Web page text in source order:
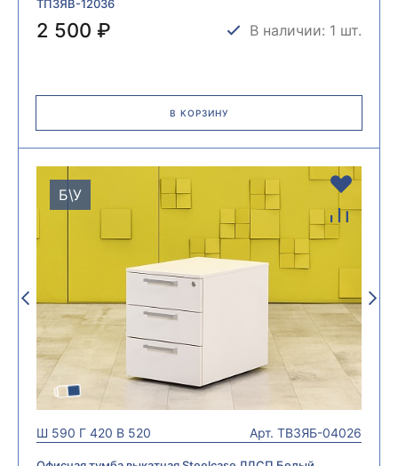
ТП3ЯВ-12036
2 500 ₽ В наличии: 1 шт.
В КОРЗИНУ
Б\У
Ш 590 Г 420 В 520 Арт. ТВ3ЯБ-04026